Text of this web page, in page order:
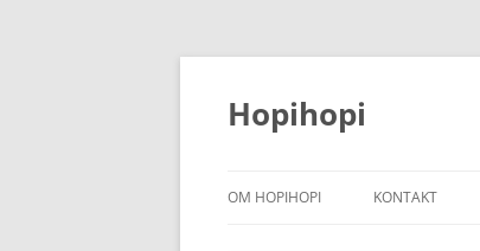
Hoppa
Hopihopi
OM HOPIHOPI KONTAKT